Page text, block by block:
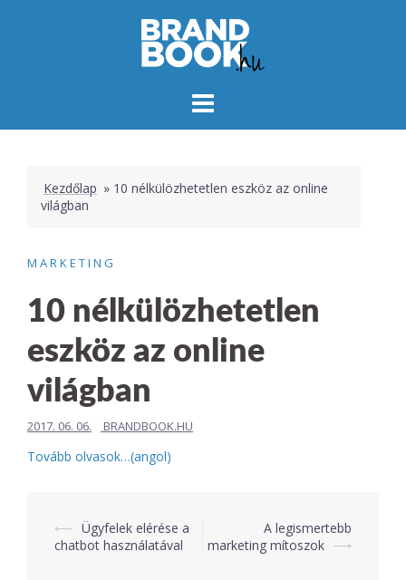
Kezdőlap » 10 nélkülözhetetlen eszköz az online
világban
MARKETING
10 nélkülözhetetlen
eszköz az online
világban
2017. 06. 06. BRANDBOOK.HU
Tovább olvasok…(angol)
Post
⟵ Ügyfelek elérése a
chatbot használatával
A legismertebb
marketing mítoszok ⟶